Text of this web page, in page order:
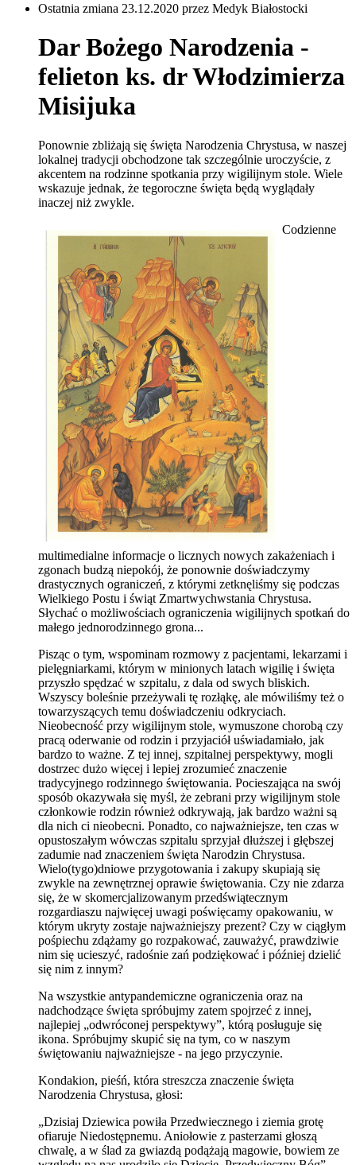
Ostatnia zmiana 23.12.2020 przez Medyk Białostocki
Dar Bożego Narodzenia -
felieton ks. dr Włodzimierza
Misijuka
Ponownie zbliżają się święta Narodzenia Chrystusa, w naszej
lokalnej tradycji obchodzone tak szczególnie uroczyście, z
akcentem na rodzinne spotkania przy wigilijnym stole. Wiele
wskazuje jednak, że tegoroczne święta będą wyglądały
inaczej niż zwykle.
Codzienne
multimedialne informacje o licznych nowych zakażeniach i
zgonach budzą niepokój, że ponownie doświadczymy
drastycznych ograniczeń, z którymi zetknęliśmy się podczas
Wielkiego Postu i świąt Zmartwychwstania Chrystusa.
Słychać o możliwościach ograniczenia wigilijnych spotkań do
małego jednorodzinnego grona...
Pisząc o tym, wspominam rozmowy z pacjentami, lekarzami i
pielęgniarkami, którym w minionych latach wigilię i święta
przyszło spędzać w szpitalu, z dala od swych bliskich.
Wszyscy boleśnie przeżywali tę rozłąkę, ale mówiliśmy też o
towarzyszących temu doświadczeniu odkryciach.
Nieobecność przy wigilijnym stole, wymuszone chorobą czy
pracą oderwanie od rodzin i przyjaciół uświadamiało, jak
bardzo to ważne. Z tej innej, szpitalnej perspektywy, mogli
dostrzec dużo więcej i lepiej zrozumieć znaczenie
tradycyjnego rodzinnego świętowania. Pocieszająca na swój
sposób okazywała się myśl, że zebrani przy wigilijnym stole
członkowie rodzin również odkrywają, jak bardzo ważni są
dla nich ci nieobecni. Ponadto, co najważniejsze, ten czas w
opustoszałym wówczas szpitalu sprzyjał dłuższej i głębszej
zadumie nad znaczeniem święta Narodzin Chrystusa.
Wielo(tygo)dniowe przygotowania i zakupy skupiają się
zwykle na zewnętrznej oprawie świętowania. Czy nie zdarza
się, że w skomercjalizowanym przedświątecznym
rozgardiaszu najwięcej uwagi poświęcamy opakowaniu, w
którym ukryty zostaje najważniejszy prezent? Czy w ciągłym
pośpiechu zdążamy go rozpakować, zauważyć, prawdziwie
nim się ucieszyć, radośnie zań podziękować i później dzielić
się nim z innym?
Na wszystkie antypandemiczne ograniczenia oraz na
nadchodzące święta spróbujmy zatem spojrzeć z innej,
najlepiej „odwróconej perspektywy”, którą posługuje się
ikona. Spróbujmy skupić się na tym, co w naszym
świętowaniu najważniejsze - na jego przyczynie.
Kondakion, pieśń, która streszcza znaczenie święta
Narodzenia Chrystusa, głosi:
„Dzisiaj Dziewica powiła Przedwiecznego i ziemia grotę
ofiaruje Niedostępnemu. Aniołowie z pasterzami głoszą
chwalę, a w ślad za gwiazdą podążają magowie, bowiem ze